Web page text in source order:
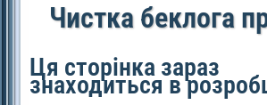
Чистка беклога
Ця сторінка зараз
знаходиться в